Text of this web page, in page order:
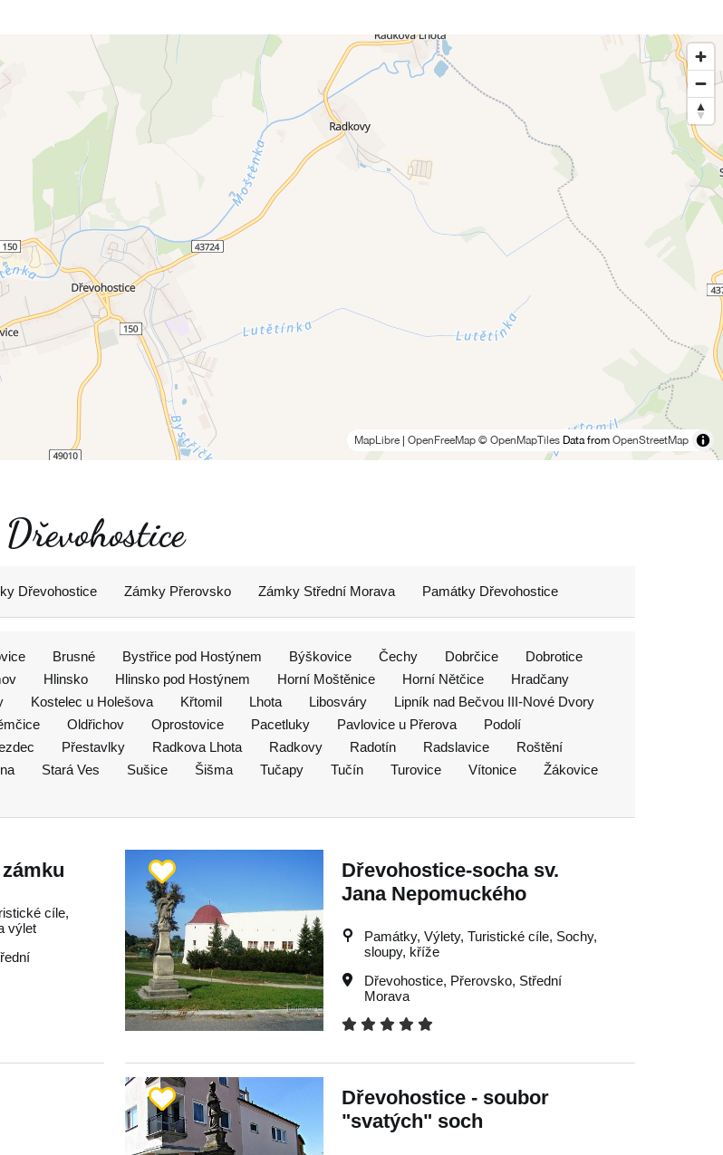
MapLibre OpenFreeMap © OpenMapTiles Data from OpenStreetMap
Dřevohostice Zámky Přerovsko Zámky Střední Morava Památky Dřevohostice
Brusné Bystřice pod Hostýnem Býškovice Čechy Dobrčice
Dobrotice
Hlinsko Hlinsko pod Hostýnem Horní Moštěnice Horní Nětčice
Hradčany
Kostelec u Holešova Křtomil Lhota Libosváry
Lipník nad Bečvou III-Nové Dvory
Oldřichov Oprostovice Pacetluky Pavlovice u Přerova
Podolí
Přestavlky Radkova Lhota Radkovy Radotín Radslavice
Roštění
Stará Ves Sušice Šišma Tučapy Tučín Turovice Vítonice
Žákovice
cíle,
výlet
Dřevohostice-socha sv.
Jana Nepomuckého
Památky, Výlety, Turistické cíle, Sochy,
sloupy, kříže
Dřevohostice, Přerovsko, Střední
Morava
Dřevohostice - soubor
"svatých" soch